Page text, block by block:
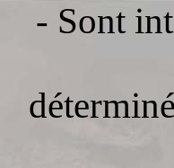
- Sont